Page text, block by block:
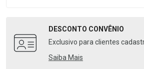
DESCONTO CONVÊNIO
Exclusivo para clientes
Saiba Mais